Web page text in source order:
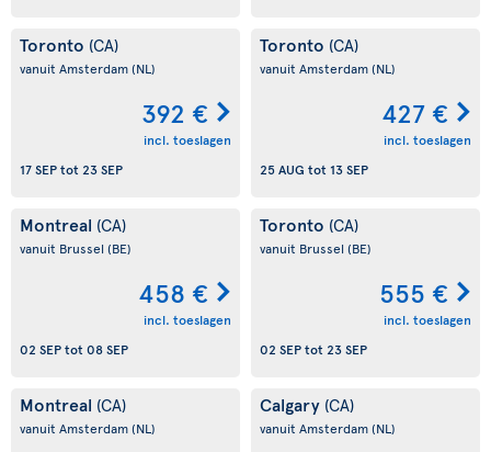
Toronto (CA)
vanuit Amsterdam(NL)
392 €
incl. toeslagen
17 SEPtot 23 SEP
Toronto (CA)
vanuit Amsterdam(NL)
427 €
incl. toeslagen
25 AUG tot 13 SEP
Montreal (CA)
vanuit Brussel (BE)
458 €
incl. toeslagen
02 SEPtot 08 SEP
Toronto (CA)
vanuit Brussel (BE)
555 €
incl. toeslagen
02 SEPtot 23 SEP
Montreal (CA)
vanuit Amsterdam(NL)
Calgary (CA)
vanuit Amsterdam(NL)